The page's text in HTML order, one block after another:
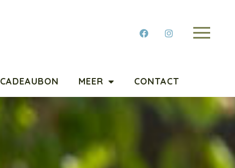
CADEAUBON MEER CONTACT